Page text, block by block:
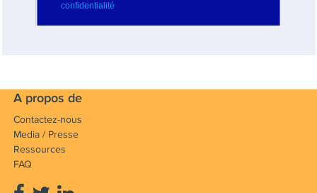
A propos de
Contactez-nous
Media / Presse
Ressources
FAQ